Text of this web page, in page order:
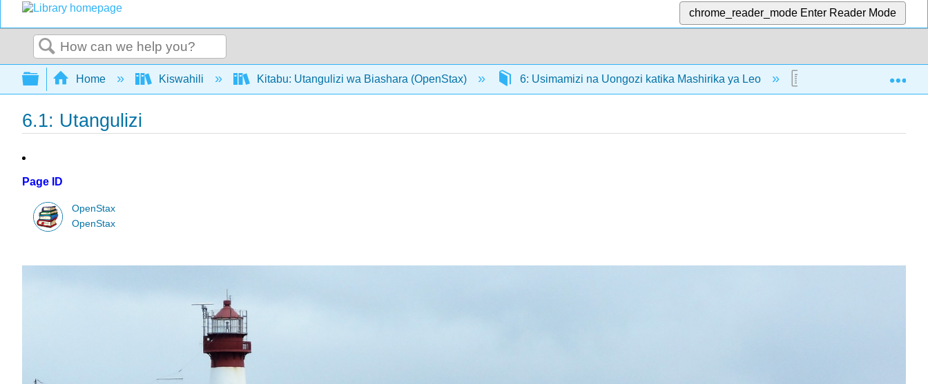
chrome_reader_mode Enter Reader Mode
Search
Expand/collapse global hierarchy
Home Kiswahili Kitabu: Utangulizi wa Biashara (OpenStax) 6: Usimamizi na Uongozi katika Mashirika ya Leo
6.1: Utangulizi
Page ID
OpenStax
OpenStax